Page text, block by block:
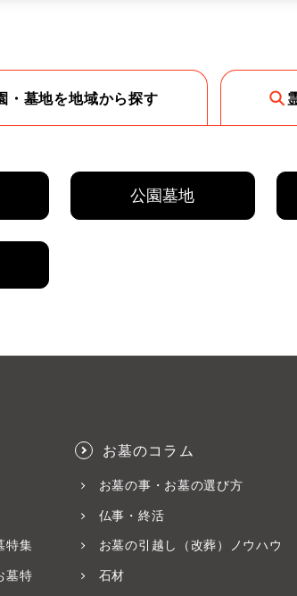
・墓地を地域から探す
公園墓地
特集
墓特
お墓のコラム
お墓の事・お墓の選び方
仏事・終活
お墓の引越し（改葬）ノウハウ
石材